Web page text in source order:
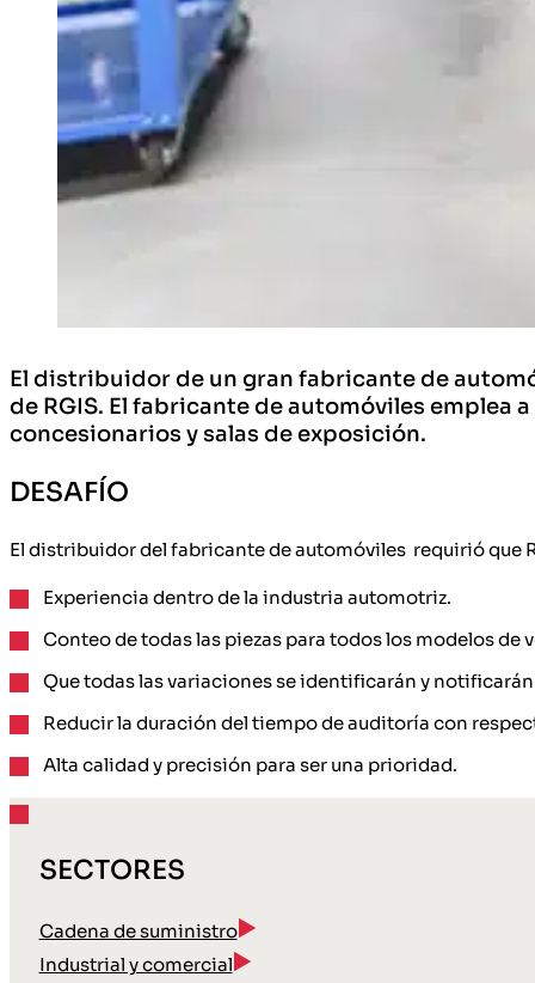
El distribuidor de un gran fabricante de
de RGIS. El fabricante de automóviles emplea
concesionarios y salas de exposición.
DESAFÍO
El distribuidor del fabricante de automóviles requirió que
Experiencia dentro de la industria automotriz.
Conteo de todas las piezas para todos los modelos
Que todas las variaciones se identificarán y
Reducir la duración del tiempo de auditoría con
Alta calidad y precisión para ser una prioridad.
SECTORES
Cadena de suministro
Industrial y comercial